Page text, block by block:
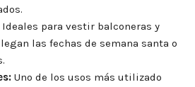
Ideales para vestir balconeras y
las fechas de semana santa o
Uno de los usos más utilizado